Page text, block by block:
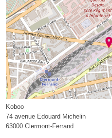
Koboo
74 avenue Edouard Michelin
63000 Clermont-Ferrand